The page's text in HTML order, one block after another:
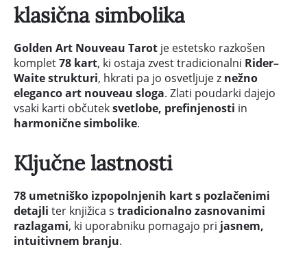
klasična simbolika
Golden Art Nouveau Tarot je estetsko razkošen
komplet78 kart, ki ostaja zvest tradicionalni Rider–
Waite strukturi, hkrati pa jo osvetljuje z nežno
eleganco art nouveau sloga. Zlati poudarki dajejo
vsaki karti občuteksvetlobe, prefinjenosti in
harmonične simbolike.
Ključne lastnosti
78 umetniško izpopolnjenih kart s pozlačenimi
detajli ter knjižica s tradicionalno zasnovanimi
razlagami, ki uporabniku pomagajo pri jasnem,
intuitivnem branju.